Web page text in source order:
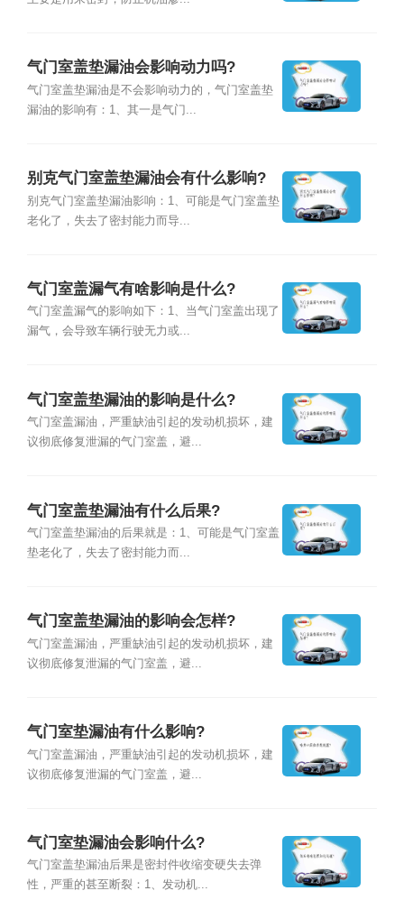
气门室盖垫漏油会影响动力吗?
气门室盖垫漏油是不会影响动力的，气门室盖垫
漏油的影响有：1、其一是气门...
别克气门室盖垫漏油会有什么影响?
别克气门室盖垫漏油影响：1、可能是气门室盖垫
老化了，失去了密封能力而导...
气门室盖漏气有啥影响是什么?
气门室盖漏气的影响如下：1、当气门室盖出现了
漏气，会导致车辆行驶无力或...
气门室盖垫漏油的影响是什么?
气门室盖漏油，严重缺油引起的发动机损坏，建
议彻底修复泄漏的气门室盖，避...
气门室盖垫漏油有什么后果?
气门室盖垫漏油的后果就是：1、可能是气门室盖
垫老化了，失去了密封能力而...
气门室盖垫漏油的影响会怎样?
气门室盖漏油，严重缺油引起的发动机损坏，建
议彻底修复泄漏的气门室盖，避...
气门室垫漏油有什么影响?
气门室盖漏油，严重缺油引起的发动机损坏，建
议彻底修复泄漏的气门室盖，避...
气门室垫漏油会影响什么?
气门室盖垫漏油后果是密封件收缩变硬失去弹
性，严重的甚至断裂：1、发动机...